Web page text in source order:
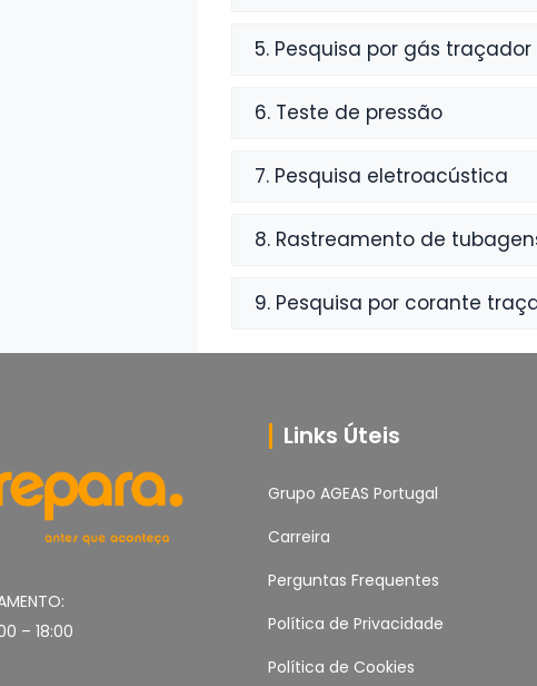
5. Pesquisa por gás traçador
6. Teste de pressão
7. Pesquisa eletroacústica
8. Rastreamento de
9. Pesquisa por corante
– 18:00
Links Úteis
Grupo AGEAS Portugal
Carreira
Perguntas Frequentes
Política de Privacidade
Política de Cookies